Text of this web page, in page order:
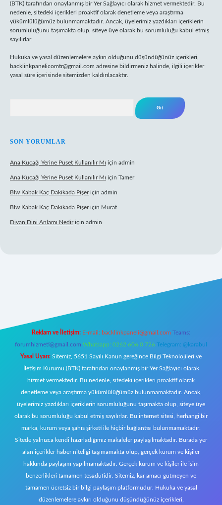
(BTK) tarafından onaylanmış bir Yer Sağlayıcı olarak hizmet vermektedir. Bu
nedenle, sitedeki içerikleri proaktif olarak denetleme veya araştırma
yükümlülüğümüz bulunmamaktadır. Ancak, üyelerimiz yazdıkları içeriklerin
sorumluluğunu taşımakta olup, siteye üye olarak bu sorumluluğu kabul etmiş
sayılırlar.
Hukuka ve yasal düzenlemelere aykırı olduğunu düşündüğünüz içerikleri,
backlinkpanelicomtr@gmail.com adresine bildirmeniz halinde, ilgili içerikler
yasal süre içerisinde sitemizden kaldırılacaktır.
SON YORUMLAR
Ana Kucağı Yerine Puset Kullanılır Mı için admin
Ana Kucağı Yerine Puset Kullanılır Mı için Tamer
Blw Kabak Kaç Dakikada Pişeriçin admin
Blw Kabak Kaç Dakikada Pişeriçin Murat
Divan Dini Anlamı Nediriçin admin
Reklam ve İletişim: E-mail: backlinkpaneli@gmail.com Teams:
forumhizmeti@gmail.com Whatsapp: 0262 606 0 726 Telegram: @karabul
Yasal Uyarı: Sitemiz, 5651 Sayılı Kanun gereğince Bilgi Teknolojileri ve
İletişim Kurumu (BTK) tarafından onaylanmış bir Yer Sağlayıcı olarak
hizmet vermektedir. Bu nedenle, sitedeki içerikleri proaktif olarak
denetleme veya araştırma yükümlülüğümüz bulunmamaktadır. Ancak,
üyelerimiz yazdıkları içeriklerin sorumluluğunu taşımakta olup, siteye üye
olarak bu sorumluluğu kabul etmiş sayılırlar. Bu internet sitesi, herhangi bir
marka, kurum veya şahıs şirketi ile hiçbir bağlantısı bulunmamaktadır.
Sitede yalnızca kendi hazırladığımız makaleler paylaşılmaktadır. Burada yer
alan içerikler haber niteliği taşımamakta olup, gerçek kurum ve kişiler
hakkında paylaşım yapılmamaktadır. Gerçek kurum ve kişiler ile isim
benzerlikleri tamamen tesadüfidir. Sitemiz, kar amacı gütmeyen ve
tamamen ücretsiz bir bilgi paylaşım platformudur. Hukuka ve yasal
düzenlemelere aykırı olduğunu düşündüğünüz içerikleri,